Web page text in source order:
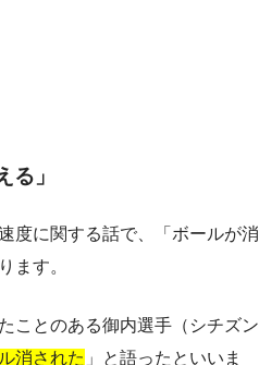
る」
度に関する話で、「ボールが消
ます。
ことのある御内選手（シチズン
消された 」と語ったといいま